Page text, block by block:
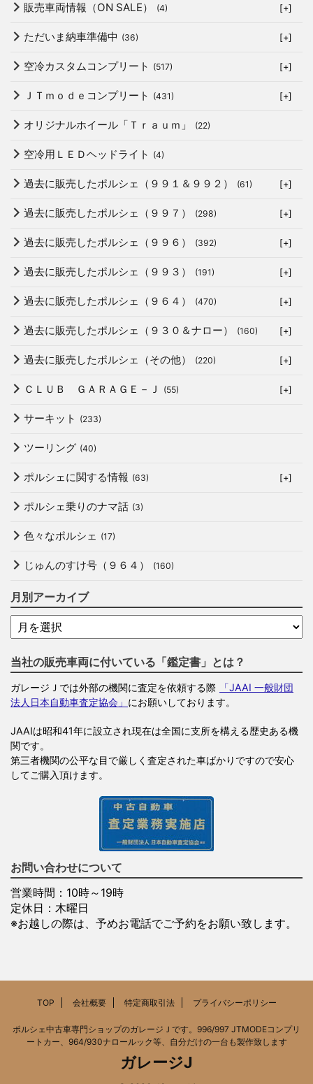
販売車両情報（ON SALE） (4) [+]
ただいま納車準備中 (36) [+]
空冷カスタムコンプリート (517) [+]
ＪＴｍｏｄｅコンプリート (431) [+]
オリジナルホイール「Ｔｒａｕｍ」 (22)
空冷用ＬＥＤヘッドライト (4)
過去に販売したポルシェ（９９１＆９９２） (61) [+]
過去に販売したポルシェ（９９７） (298) [+]
過去に販売したポルシェ（９９６） (392) [+]
過去に販売したポルシェ（９９３） (191) [+]
過去に販売したポルシェ（９６４） (470) [+]
過去に販売したポルシェ（９３０＆ナロー） (160) [+]
過去に販売したポルシェ（その他） (220) [+]
ＣＬＵＢ ＧＡＲＡＧＥ－Ｊ (55) [+]
サーキット (233)
ツーリング (40)
ポルシェに関する情報 (63) [+]
ポルシェ乗りのナマ話 (3)
色々なポルシェ (17)
じゅんのすけ号（９６４） (160)
月別アーカイブ
当社の販売車両に付いている「鑑定書」とは？
ガレージＪでは外部の機関に査定を依頼する際
「JAAI 一般財団
法人日本自動車査定協会」 にお願いしております。
JAAIは昭和41年に設立され現在は全国に支所を構える歴史ある機
関です。
第三者機関の公平な目で厳しく査定された車ばかりですので安心
してご購入頂けます。
お問い合わせについて
営業時間：10時～19時
定休日：木曜日
※お越しの際は、予めお電話でご予約をお願い致します。
TOP 会社概要 特定商取引法 プライバシーポリシー
ポルシェ中古車専門ショップのガレージＪです。996/997 JTMODEコンプリ
ートカー、964/930ナロールック等、自分だけの一台も製作致します
ガレージJ